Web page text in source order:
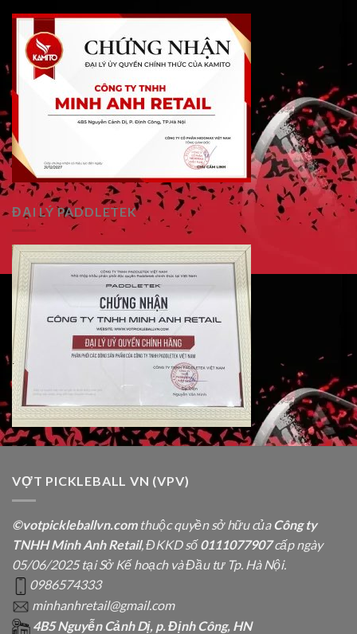
ĐẠI LÝ PADDLETEK
VỢT PICKLEBALL VN (VPV)
©votpickleballvn.comthuộc quyền sở hữu củaCông ty
TNHH Minh Anh Retail, ĐKKD số0111077907cấp ngày
05/06/2025 tại Sở Kế hoạch và Đầu tư Tp. Hà Nội.
0986574333
minhanhretail@gmail.com
4B5 Nguyễn Cảnh Dị, p. Định Công, HN